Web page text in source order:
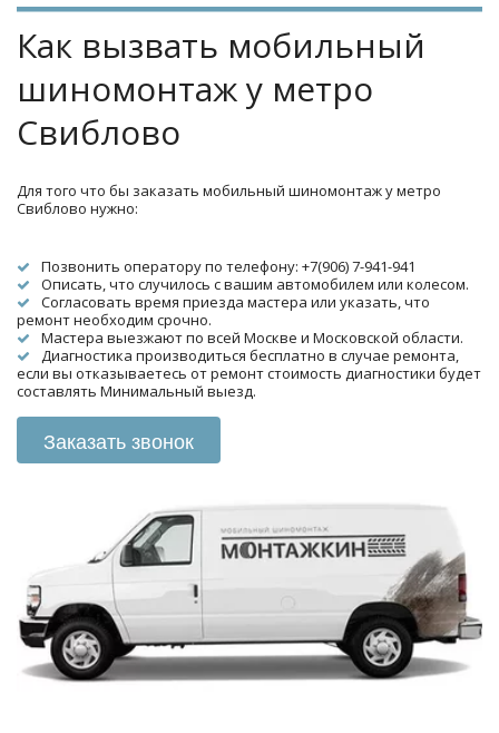
Как вызвать мобильный
шиномонтаж у метро
Свиблово
Для того что бы заказать мобильный шиномонтаж у метро
Свиблово нужно:
Позвонить оператору по телефону: +7(906) 7-941-941
Описать, что случилось с вашим автомобилем или колесом.
Согласовать время приезда мастера или указать, что
ремонт необходим срочно.
Мастера выезжают по всей Москве и Московской области.
Диагностика производиться бесплатно в случае ремонта,
если вы отказываетесь от ремонт стоимость диагностики будет
составлять Минимальный выезд.
Заказать звонок